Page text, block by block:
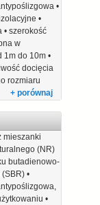
•
•
• szerokość
w
1m do 10m •
docięcia
rozmiaru
+ porównaj
mieszanki
(NR)
butadienowo-
•
•